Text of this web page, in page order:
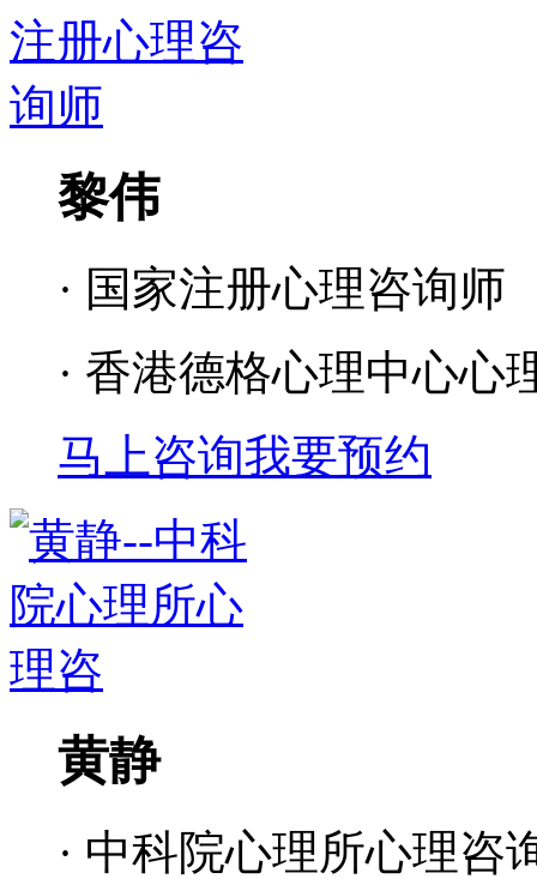
黎伟
· 国家注册心理咨询师
· 香港德格心理中心心
马上咨询我要预约
黄静
· 中科院心理所心理咨